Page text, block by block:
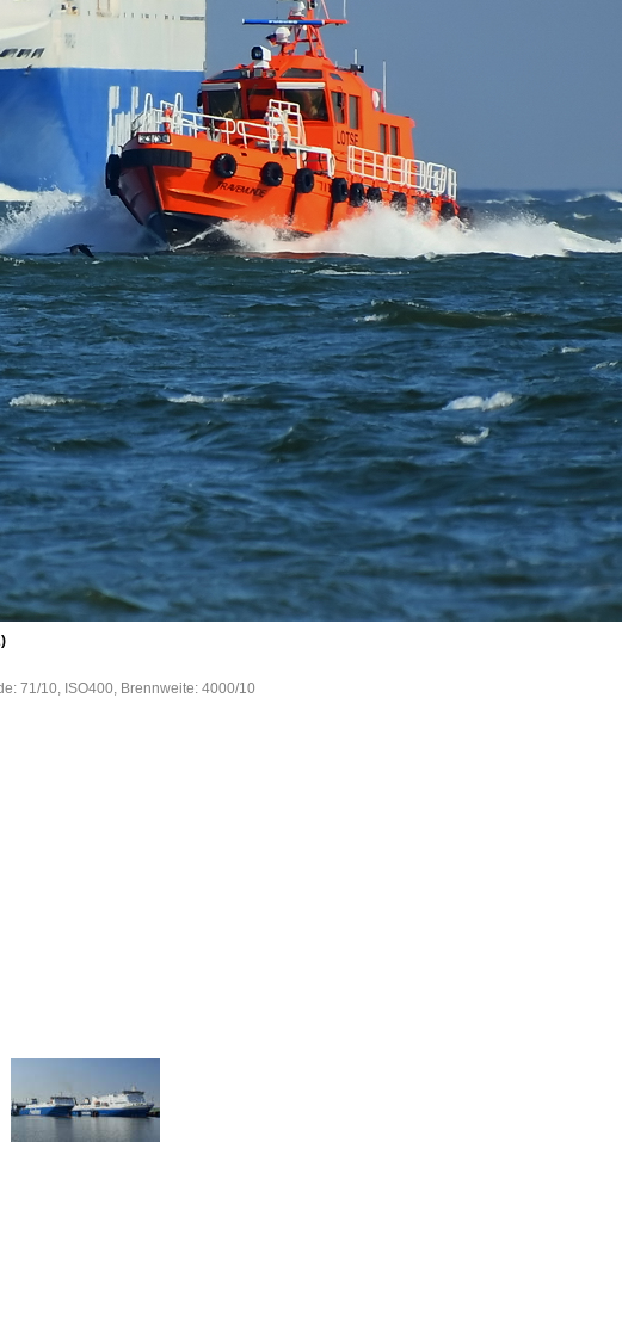
71/10, ISO400, Brennweite: 4000/10